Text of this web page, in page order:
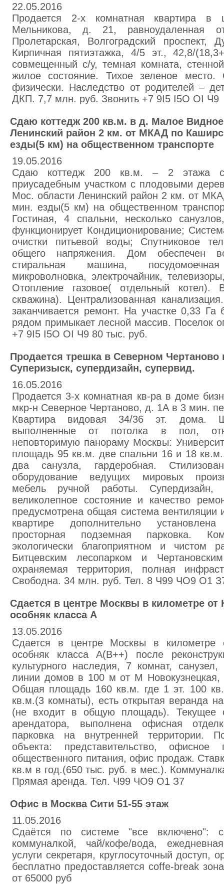
22.05.2016
Продается 2-х комнатная квартира
Мельникова, д. 21, равноудаленная
Пролетарская, Волгоградский
Кирпичная пятиэтажка, 4/5 эт., 42,8/
совмещенный с/у, темная комната,
жилое состояние. Тихое зеленое место.
физически. Наследство от родителей –
ДКП. 7,7 млн. руб. Звонить +7 9I5 I5O OI Ч9
Сдаю коттедж 200 кв.м. в д. Малое
Ленинский район 2 км. от МКАД по
езды(5 км) на общественном транспорте
19.05.2016
Сдаю коттедж 200 кв.м. – 2 этажа
приусадебным участком с плодовыми
Мос. области Ленинский район 2 км. от
мин. езды(5 км) на общественном
Гостиная, 4 спальни, несколько
функционирует Кондиционирование;
очистки питьевой воды; Спутниковое
общего напряжения. Дом обеспечен
стиральная машина,
микроволновка, электрочайник,
Отопление газовое( отдельный котел).
скважина). Централизованная
заканчивается ремонт. На участке 0,33
рядом примыкает лесной массив. Поселок
+7 9I5 I5O OI Ч9 80 тыс. руб.
Продается трешка в Северном
Суперизыск, супердизайн, супервид.
16.05.2016
Продается 3-х комнатная кв-ра в доме
мкр-н Северное Чертаново, д. 1А в 3 мин.
Квартира видовая 34/36 эт. дома.
выполненные от потолка в пол,
неповторимую панораму Москвы:
площадь 95 кв.м. две спальни 16 и 18
два санузла, гардеробная.
оборудование ведущих мировых
мебель ручной работы. Супердизайн,
великолепное состояние и качество
предусмотрена общая система вентиляции
квартире дополнительно
просторная подземная парковка.
экологически благоприятном и
Битцевским лесопарком и
охраняемая территория, полная
Свободна. 34 млн. руб. Тел. 8 Ч99 ЧО9 О1
Сдается в центре Москвы в километре
особняк класса А
13.05.2016
Сдается в центре Москвы в километре
особняк класса А(В++) после
культурного наследия, 7 комнат,
линии домов в 100 м от М
Общая площадь 160 кв.м. где 1 эт. 100
кв.м.(3 комнаты), есть открытая веранда
(не входит в общую площадь). Текущее
арендатора, выполнена офисная
парковка на внутренней территории.
объекта: представительство,
общественного питания, офис продаж.
кв.м в год.(650 тыс. руб. в мес.).
Прямая аренда. Тел. Ч99 ЧО9 О1 З7
Офис в Москва Сити 51-55 этаж
11.05.2016
Сдаётся по системе "все включено":
коммуналкой, чай/кофе/вода,
услуги секретаря, круглосуточный доступ,
бесплатно предоставляется coffe-break
от 65000 руб